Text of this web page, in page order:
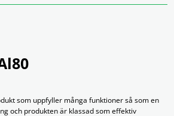
som uppfyller många funktioner så som en
och produkten är klassad som effektiv